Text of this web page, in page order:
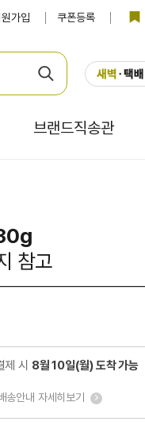
가입 쿠폰등록
브랜드직송관
참고
시 8월 10일(월) 도착 가능
송안내 자세히보기